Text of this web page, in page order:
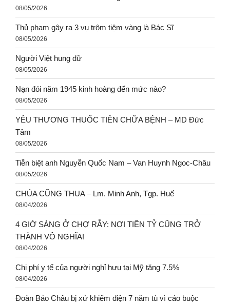
08/05/2026
Thủ phạm gây ra 3 vụ trộm tiệm vàng là Bác Sĩ
08/05/2026
Người Việt hung dữ
08/05/2026
Nạn đói năm 1945 kinh hoàng đến mức nào?
08/05/2026
YÊU THƯƠNG THUỐC TIÊN CHỮA BỆNH – MD Đức
Tâm
08/05/2026
Tiễn biệt anh Nguyễn Quốc Nam – Van Huynh Ngoc-Châu
08/05/2026
CHÚA CŨNG THUA – Lm. Minh Anh, Tgp. Huế
08/04/2026
4 GIỜ SÁNG Ở CHỢ RẪY: NƠI TIỀN TỶ CŨNG TRỞ
THÀNH VÔ NGHĨA!
08/04/2026
Chi phí y tế của người nghỉ hưu tại Mỹ tăng 7.5%
08/04/2026
Đoàn Bảo Châu bị xử khiếm diện 7 năm tù vì cáo buộc